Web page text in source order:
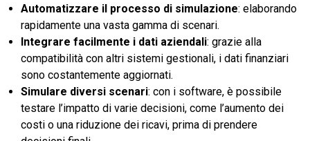
Automatizzare il processo di simulazione: elaborando
rapidamente una vasta gamma di scenari.
Integrare facilmente i dati aziendali: grazie alla
compatibilità con altri sistemi gestionali, i dati finanziari
sono costantemente aggiornati.
Simulare diversi scenari: con i software, è possibile
testare l’impatto di varie decisioni, come l’aumento dei
costi o una riduzione dei ricavi, prima di prendere